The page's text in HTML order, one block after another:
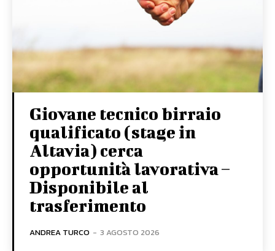
Giovane tecnico birraio
qualificato (stage in
Altavia) cerca
opportunità lavorativa –
Disponibile al
trasferimento
ANDREA TURCO - 3 AGOSTO 2026